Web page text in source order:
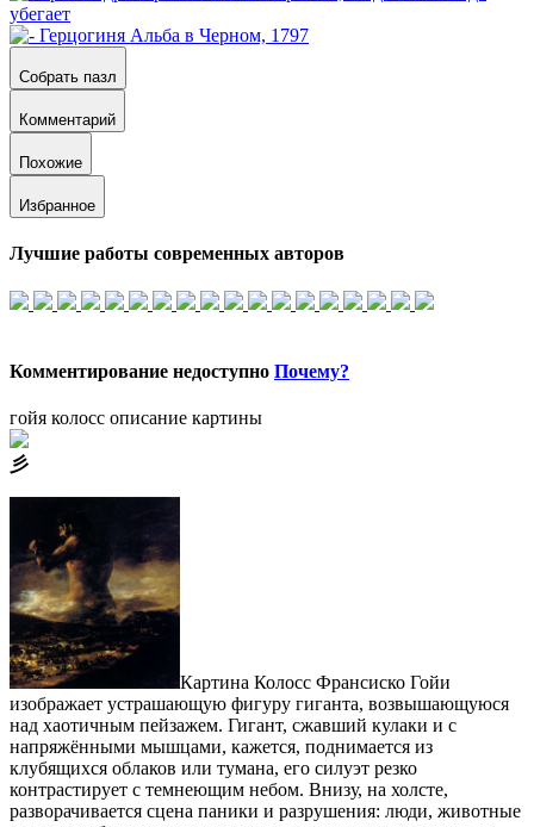
Собрать пазл
Комментарий
Похожие
Избранное
Лучшие работы современных авторов
Комментирование недоступно Почему?
гойя колосс описание картины
⼺
Картина Колосс Франсиско Гойи
изображает устрашающую фигуру гиганта, возвышающуюся
над хаотичным пейзажем. Гигант, сжавший кулаки и с
напряжёнными мышцами, кажется, поднимается из
клубящихся облаков или тумана, его силуэт резко
контрастирует с темнеющим небом. Внизу, на холсте,
разворачивается сцена паники и разрушения: люди, животные